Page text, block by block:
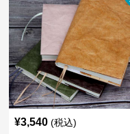
¥3,540 (税込)